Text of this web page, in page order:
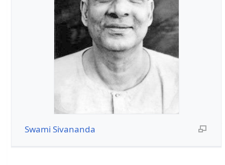
Swami Sivananda